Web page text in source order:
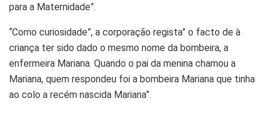
para a Maternidade”.
“Como curiosidade”, a corporação regista” o facto de à
criança ter sido dado o mesmo nome da bombeira, a
enfermeira Mariana. Quando o pai da menina chamou a
Mariana, quem respondeu foi a bombeira Mariana que tinha
ao colo a recém nascida Mariana”.